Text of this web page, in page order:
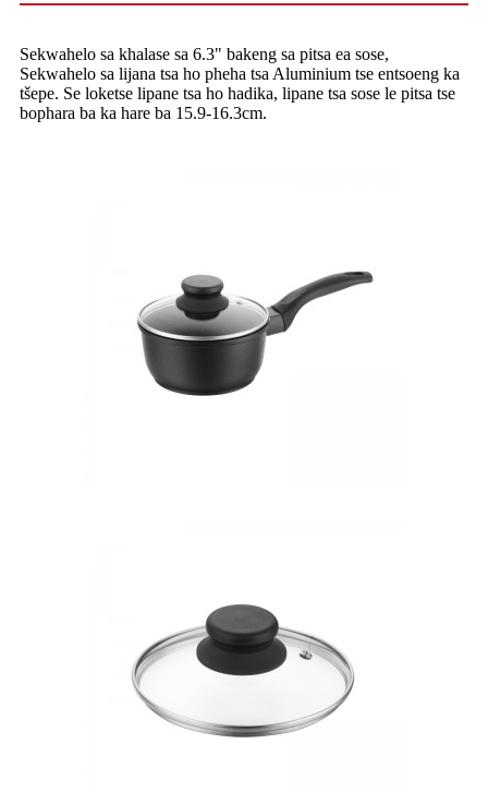
Sekwahelo sa khalase sa 6.3" bakeng sa pitsa ea sose,
Sekwahelo sa lijana tsa ho pheha tsa Aluminium tse entsoeng ka
tšepe. Se loketse lipane tsa ho hadika, lipane tsa sose le pitsa tse
bophara ba ka hare ba 15.9-16.3cm.